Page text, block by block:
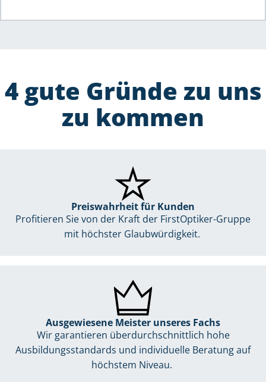
4 gute Gründe zu uns
zu kommen
Preiswahrheit für Kunden
Profitieren Sie von der Kraft der FirstOptiker-Gruppe
mit höchster Glaubwürdigkeit.
Ausgewiesene Meister unseres Fachs
Wir garantieren überdurchschnittlich hohe
Ausbildungsstandards und individuelle Beratung auf
höchstem Niveau.